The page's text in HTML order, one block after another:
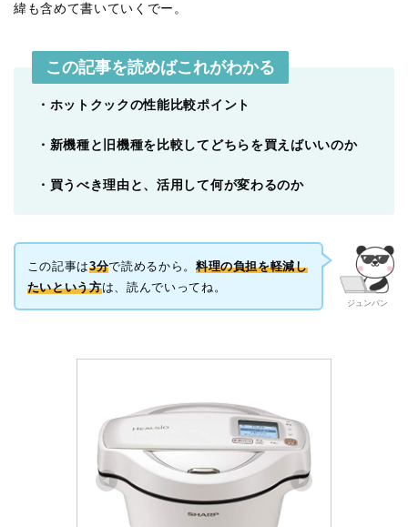
緯も含めて書いていくでー。
この記事を読めばこれがわかる
・ホットクックの性能比較ポイント
・新機種と旧機種を比較してどちらを買えばいいのか
・買うべき理由と、活用して何が変わるのか
ジュンパン
この記事は3分で読めるから。 料理の負担を軽減し
たいという方は、読んでいってね。